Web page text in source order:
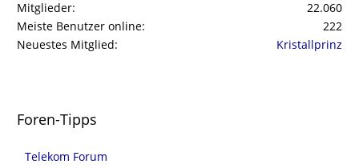
Mitglieder
22.060
Meiste Benutzer online
222
Neuestes Mitglied
Kristallprinz
Foren-Tipps
Telekom Forum